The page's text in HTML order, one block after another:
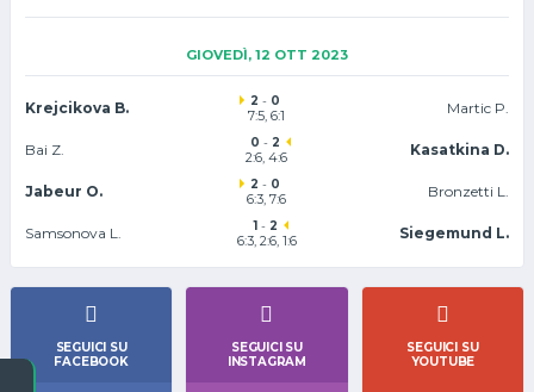
GIOVEDÌ, 12 OTT 2023
Krejcikova B. 2 - 0
7:5, 6:1 Martic P.
Bai Z. 0 - 2
2:6, 4:6 Kasatkina D.
Jabeur O. 2 - 0
6:3, 7:6 Bronzetti L.
Samsonova L. 1- 2
6:3, 2:6, 1:6 Siegemund L.
SEGUICI SU
FACEBOOK
SEGUICI SU
INSTAGRAM
SEGUICI SU
YOUTUBE